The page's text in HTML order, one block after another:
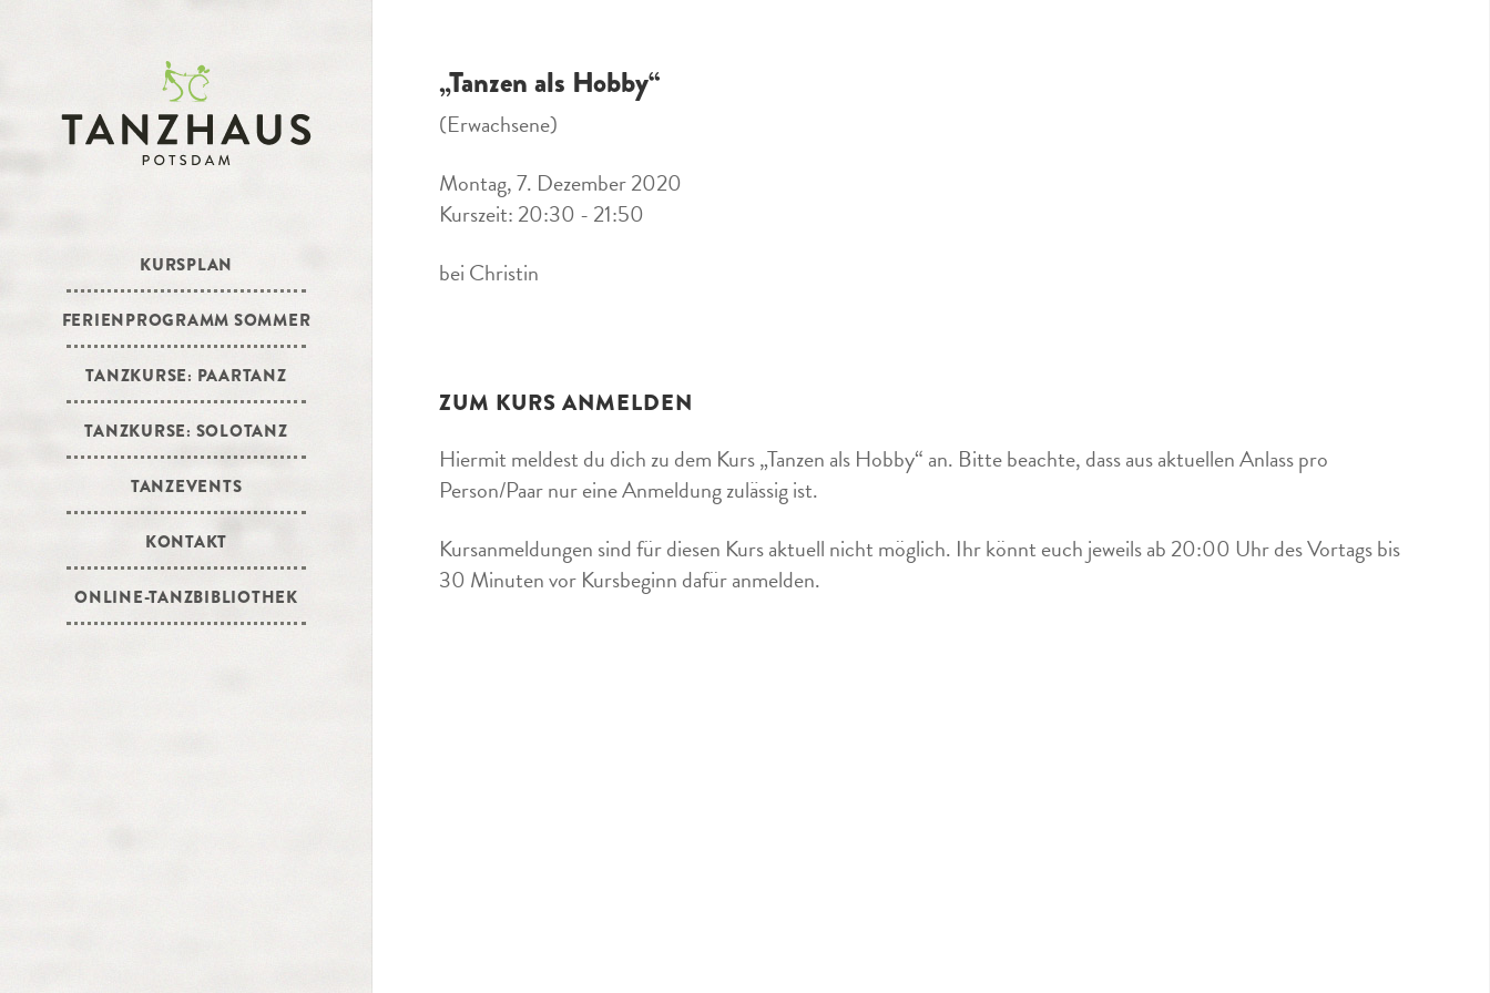
KURSPLAN
FERIENPROGRAMM SOMMER
TANZKURSE: PAARTANZ
TANZKURSE: SOLOTANZ
TANZEVENTS
KONTAKT
ONLINE-TANZBIBLIOTHEK
„Tanzen als Hobby“
(Erwachsene)
Montag, 7. Dezember 2020
Kurszeit: 20:30 - 21:50
bei Christin
ZUM KURS ANMELDEN
Hiermit meldest du dich zu dem Kurs „Tanzen als Hobby“ an. Bitte beachte, dass aus aktuellen Anlass pro
Person/Paar nur eine Anmeldung zulässig ist.
Kursanmeldungen sind für diesen Kurs aktuell nicht möglich. Ihr könnt euch jeweils ab 20:00 Uhr des Vortags bis
30 Minuten vor Kursbeginn dafür anmelden.